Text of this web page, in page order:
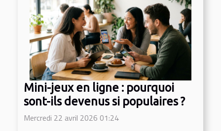
Mini-jeux en ligne : pourquoi
sont-ils devenus si populaires ?
Mercredi 22 avril 2026 01:24